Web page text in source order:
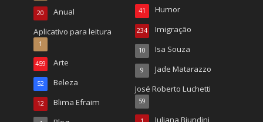
Anual
20
Aplicativo para leitura
1
Arte
459
Beleza
52
Blima Efraim
12
Humor
41
Imigração
234
Isa Souza
10
Jade Matarazzo
9
José Roberto Luchetti
59